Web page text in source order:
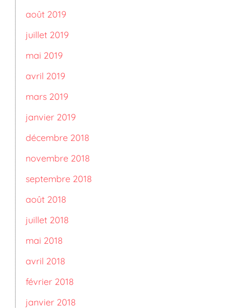
août 2019
juillet 2019
mai 2019
avril 2019
mars 2019
janvier 2019
décembre 2018
novembre 2018
septembre 2018
août 2018
juillet 2018
mai 2018
avril 2018
février 2018
janvier 2018